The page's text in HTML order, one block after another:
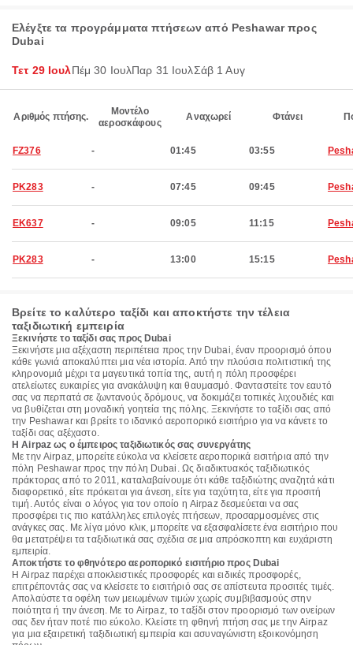
Ελέγξτε τα προγράμματα πτήσεων από Peshawar προς
Dubai
Τετ 29 ΙουλΠέμ 30 ΙουλΠαρ 31 ΙουλΣάβ 1 Αυγ
Αριθμός πτήσης.
Μοντέλο
αεροσκάφους
Αναχωρεί Φτάνει
FZ376 - 01:45 03:55
PK283 - 07:45 09:45
EK637 - 09:05 11:15
PK283 - 13:00 15:15
Βρείτε το καλύτερο ταξίδι και αποκτήστε την τέλεια
ταξιδιωτική εμπειρία
Ξεκινήστε το ταξίδι σας προς Dubai
Ξεκινήστε μια αξέχαστη περιπέτεια προς την Dubai, έναν προορισμό όπου
κάθε γωνιά αποκαλύπτει μια νέα ιστορία. Από την πλούσια πολιτιστική της
κληρονομιά μέχρι τα μαγευτικά τοπία της, αυτή η πόλη προσφέρει
ατελείωτες ευκαιρίες για ανακάλυψη και θαυμασμό. Φανταστείτε τον εαυτό
σας να περπατά σε ζωντανούς δρόμους, να δοκιμάζει τοπικές λιχουδιές και
να βυθίζεται στη μοναδική γοητεία της πόλης. Ξεκινήστε το ταξίδι σας από
την Peshawar και βρείτε το ιδανικό αεροπορικό εισιτήριο για να κάνετε το
ταξίδι σας αξέχαστο.
Η Airpaz ως ο έμπειρος ταξιδιωτικός σας συνεργάτης
Με την Airpaz, μπορείτε εύκολα να κλείσετε αεροπορικά εισιτήρια από την
πόλη Peshawar προς την πόλη Dubai. Ως διαδικτυακός ταξιδιωτικός
πράκτορας από το 2011, καταλαβαίνουμε ότι κάθε ταξιδιώτης αναζητά κάτι
διαφορετικό, είτε πρόκειται για άνεση, είτε για ταχύτητα, είτε για προσιτή
τιμή. Αυτός είναι ο λόγος για τον οποίο η Airpaz δεσμεύεται να σας
προσφέρει τις πιο κατάλληλες επιλογές πτήσεων, προσαρμοσμένες στις
ανάγκες σας. Με λίγα μόνο κλικ, μπορείτε να εξασφαλίσετε ένα εισιτήριο που
θα μετατρέψει τα ταξιδιωτικά σας σχέδια σε μια απρόσκοπτη και ευχάριστη
εμπειρία.
Αποκτήστε το φθηνότερο αεροπορικό εισιτήριο προς Dubai
Η Airpaz παρέχει αποκλειστικές προσφορές και ειδικές προσφορές,
επιτρέποντάς σας να κλείσετε το εισιτήριό σας σε απίστευτα προσιτές τιμές.
Απολαύστε τα οφέλη των μειωμένων τιμών χωρίς συμβιβασμούς στην
ποιότητα ή την άνεση. Με το Airpaz, το ταξίδι στον προορισμό των ονείρων
σας δεν ήταν ποτέ πιο εύκολο. Κλείστε τη φθηνή πτήση σας με την Airpaz
για μια εξαιρετική ταξιδιωτική εμπειρία και ασυναγώνιστη εξοικονόμηση